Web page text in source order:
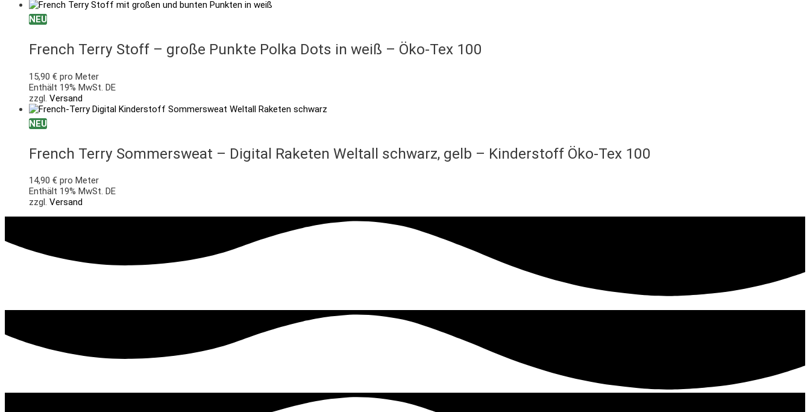
NEU
French Terry Stoff – große Punkte Polka Dots in weiß – Öko-Tex 100
15,90 € pro Meter
Enthält 19% MwSt. DE
zzgl. Versand
NEU
French Terry Sommersweat – Digital Raketen Weltall schwarz, gelb – Kinderstoff Öko-Tex 100
14,90 € pro Meter
Enthält 19% MwSt. DE
zzgl. Versand